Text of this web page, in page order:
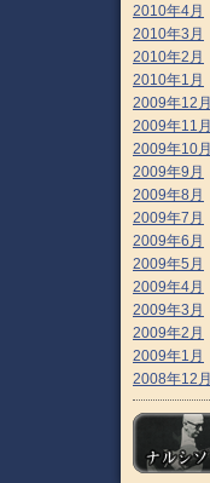
2010年4月
2010年3月
2010年2月
2010年1月
2009年12月
2009年11月
2009年10月
2009年9月
2009年8月
2009年7月
2009年6月
2009年5月
2009年4月
2009年3月
2009年2月
2009年1月
2008年12月